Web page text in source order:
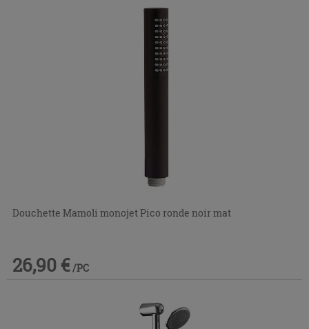
Douchette Mamoli monojet Pico ronde noir mat
26,90 € /PC